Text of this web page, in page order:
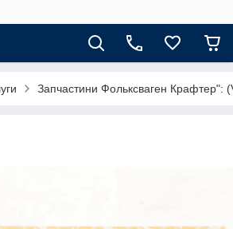
Запчастини Фольксваген Крафтер":